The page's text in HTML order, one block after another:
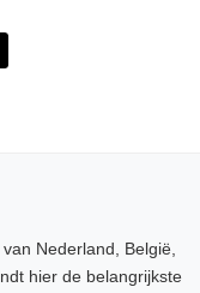
Nederland, België,
hier de belangrijkste